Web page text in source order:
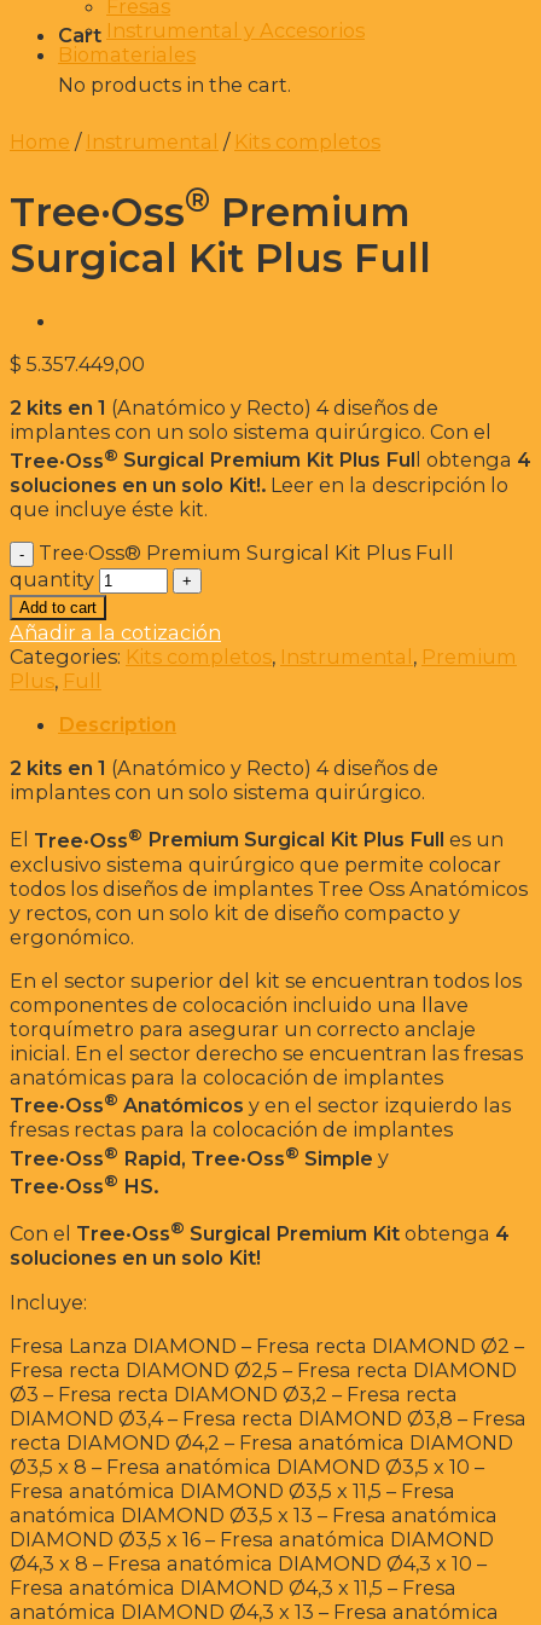
Cart
No products in the cart.
Fresas
Instrumental y Accesorios
Biomateriales
Home / Instrumental / Kits completos
Tree·Oss®️ Premium
Surgical Kit Plus Full
$ 5.357.449,00
2 kits en 1 (Anatómico y Recto) 4 diseños de
implantes con un solo sistema quirúrgico. Con el
Tree·Oss® Surgical Premium Kit Plus Ful l obtenga 4
soluciones en un solo Kit!. Leer en la descripción lo
que incluye éste kit.
Tree·Oss®️ Premium Surgical Kit Plus Full
quantity
Add to cart
Añadir a la cotización
Categories: Kits completos, Instrumental, Premium
Plus, Full
Description
2 kits en 1 (Anatómico y Recto) 4 diseños de
implantes con un solo sistema quirúrgico.
El Tree·Oss® Premium Surgical Kit Plus Full es un
exclusivo sistema quirúrgico que permite colocar
todos los diseños de implantes Tree Oss Anatómicos
y rectos, con un solo kit de diseño compacto y
ergonómico.
En el sector superior del kit se encuentran todos los
componentes de colocación incluido una llave
torquímetro para asegurar un correcto anclaje
inicial. En el sector derecho se encuentran las fresas
anatómicas para la colocación de implantes
Tree·Oss® Anatómicos y en el sector izquierdo las
fresas rectas para la colocación de implantes
Tree·Oss® Rapid, Tree·Oss® Simple y
Tree·Oss® HS.
Con el Tree·Oss® Surgical Premium Kit obtenga 4
soluciones en un solo Kit!
Incluye:
Fresa Lanza DIAMOND – Fresa recta DIAMOND Ø2 –
Fresa recta DIAMOND Ø2,5 – Fresa recta DIAMOND
Ø3 – Fresa recta DIAMOND Ø3,2 – Fresa recta
DIAMOND Ø3,4 – Fresa recta DIAMOND Ø3,8 – Fresa
recta DIAMOND Ø4,2 – Fresa anatómica DIAMOND
Ø3,5 x 8 – Fresa anatómica DIAMOND Ø3,5 x 10 –
Fresa anatómica DIAMOND Ø3,5 x 11,5 – Fresa
anatómica DIAMOND Ø3,5 x 13 – Fresa anatómica
DIAMOND Ø3,5 x 16 – Fresa anatómica DIAMOND
Ø4,3 x 8 – Fresa anatómica DIAMOND Ø4,3 x 10 –
Fresa anatómica DIAMOND Ø4,3 x 11,5 – Fresa
anatómica DIAMOND Ø4,3 x 13 – Fresa anatómica